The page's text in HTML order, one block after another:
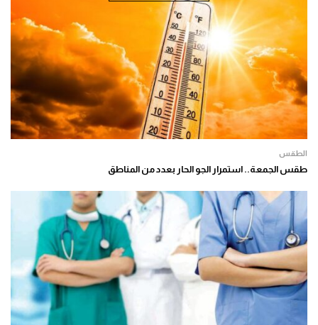
الطقس
طقس الجمعة.. استمرار الجو الحار بعدد من المناطق